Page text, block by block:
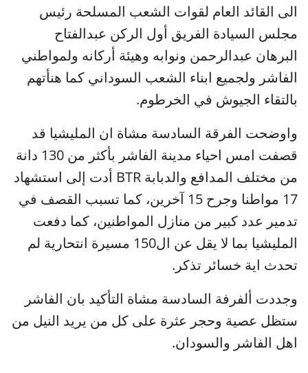
الى القائد العام لقوات الشعب المسلحة رئيس
مجلس السيادة الفريق أول الركن عبدالفتاح
البرهان عبدالرحمن ونوابه وهيئة أركانه ولمواطني
الفاشر ولجميع ابناء الشعب السوداني كما هنأتهم
بالتقاء الجيوش في الخرطوم.
واوضحت الفرقة السادسة مشاة ان المليشيا قد
قصفت امس احياء مدينة الفاشر بأكثر من 130 دانة
من مختلف المدافع والدبابة BTR أدت إلى استشهاد
17 مواطنا وجرح 15 آخرين، كما تسبب القصف في
تدمير عدد كبير من منازل المواطنين، كما دفعت
المليشيا بما لا يقل عن ال150 مسيرة انتحارية لم
تحدث اية خسائر تذكر.
وجددت ألفرفة السادسة مشاة التأكيد بان الفاشر
ستظل عصية وحجر عثرة على كل من يريد النيل من
اهل الفاشر والسودان.